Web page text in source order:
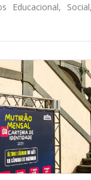
Educacional,